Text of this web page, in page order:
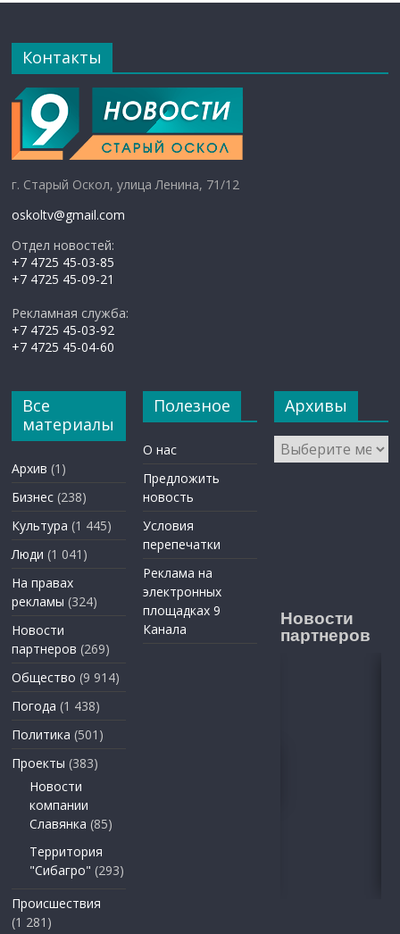
Контакты
г. Старый Оскол, улица Ленина, 71/12
oskoltv@gmail.com
Отдел новостей:
+7 4725 45-03-85
+7 4725 45-09-21
Рекламная служба:
+7 4725 45-03-92
+7 4725 45-04-60
Все
материалы
Архив (1)
Бизнес (238)
Культура (1 445)
Люди (1 041)
На правах
рекламы (324)
Новости
партнеров (269)
Общество (9 914)
Погода (1 438)
Политика (501)
Проекты (383)
Новости
компании
Славянка (85)
Территория
"Сибагро" (293)
Происшествия
(1 281)
Полезное
О нас
Предложить
новость
Условия
перепечатки
Реклама на
электронных
площадках 9
Канала
Архивы
Архивы
Новости
партнеров